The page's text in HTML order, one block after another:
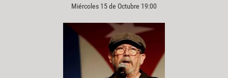
Miércoles 15 de Octubre 19:00